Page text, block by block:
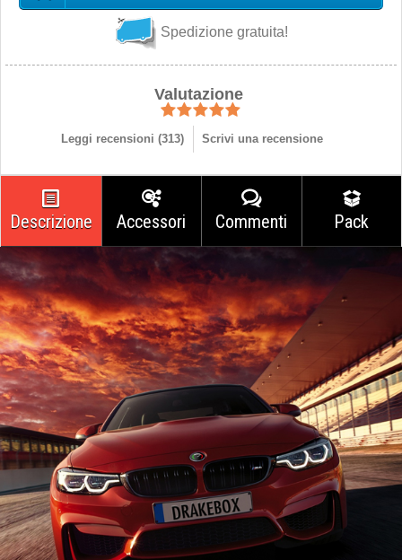
Spedizione gratuita!
Valutazione
Leggi recensioni (313) Scrivi una recensione
Descrizione Accessori Commenti Pack